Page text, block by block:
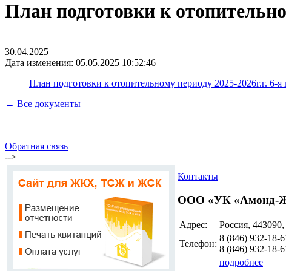
План подготовки к
30.04.2025
Дата изменения: 05.05.2025 10:52:46
План подготовки к отопительному периоду 2025-2026г.г. 6-я
← Все документы
Обратная связь
-->
Контакты
ООО «УК «Амонд-
Адрес:
Россия,
Телефон:
8 (846) 932-18-
8 (846) 932-18-
подробнее